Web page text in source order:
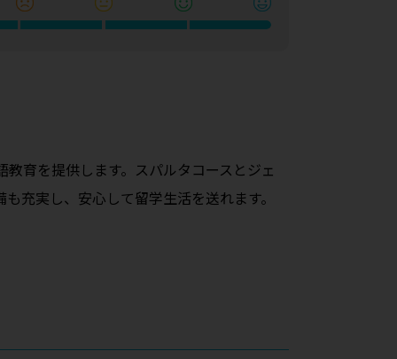
育を提供します。スパルタコースとジェ
充実し、安心して留学生活を送れます。